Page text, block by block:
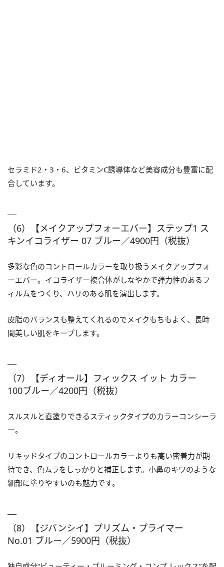
セラミド2・3・6、ビタミンC誘導体など美容成分も豊富に配
合しています。
（6）【メイクアップフォーエバー】ステップ1 ス
キンイコライザー 07 ブルー／4900円（税抜）
多彩な色のコントロールカラーを取り扱うメイクアップフォ
ーエバー。イコライザー複合体がしなやかで弾力性のあるフ
ィルムをつくり、ハリのある肌を演出します。
皮脂のバランスも整えてくれるのでメイクもちもよく、長時
間美しい肌をキープします。
（7）【ディオール】フィックス イット カラー
100ブルー／4200円（税抜）
スルスルと直塗りできるスティックタイプのカラーコンシーラ
ー。
リキッドタイプのコントロールカラーよりも高い密着力が期
待でき、色ムラをしっかりと補正します。小鼻のキワのような
細部に塗りやすいのも魅力です。
（8）【ジバンシイ】プリズム・プライマー
No.01 ブルー／5900円（税抜）